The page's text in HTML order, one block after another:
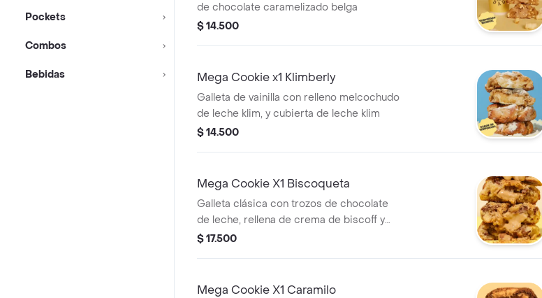
Pockets
Combos
Bebidas
de chocolate caramelizado belga
$ 14.500
Mega Cookie x1 Klimberly
Galleta de vainilla con relleno melcochudo
de leche klim, y cubierta de leche klim
$ 14.500
Mega Cookie X1 Biscoqueta
Galleta clásica con trozos de chocolate
de leche, rellena de crema de biscoff y
cubierta con crumble de galleta
$ 17.500
Mega Cookie X1 Caramilo